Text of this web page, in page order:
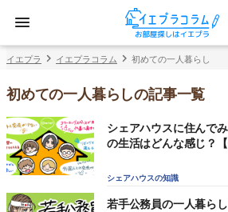
イエプラ イエプラコラム 初めての一人暮らし
初めての一人暮らしの記事一覧
シェアハウスの知識
シェアハウスに住んで
の生活はどんな感じ？【
若手公務員の一人暮ら